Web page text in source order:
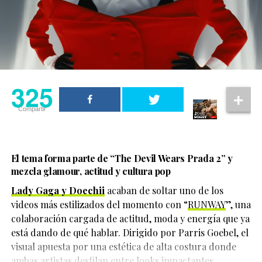
Una publicación compartida de El Clóset LGBT (@elclosetlgbt)
325
Compartir
real con una amiga cercana. Horas después, sus
teléfonos celulares dejaron de emitir señal y fueron
apagados. La última ubicación conocida se registró
durante la tarde del 20 de mayo.
movimientos bancarios realizados después de su
desaparición, lo que impulsó las investigaciones que
finalmente llevaron al hallazgo de la fosa clandestina.
325
Compartir
El tema forma parte de “The Devil Wears Prada 2”y
mezcla glamour, actitud y cultura pop
Lady Gaga y Doechii acaban de soltar uno de los
videos más estilizados del momento con “RUNWAY”, una
colaboración cargada de actitud, moda y energía que ya
está dando de qué hablar. Dirigido por Parris Goebel, el
visual apuesta por una estética de alta costura donde